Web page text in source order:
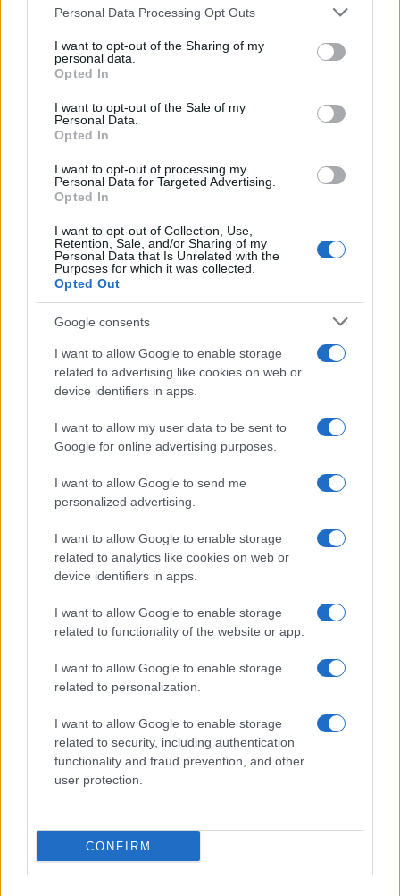
Please note that this website/app uses one or more Google
not limited to your visit or usage behaviour. You may click to
grant or deny consent to Google and its third-party tags to
use your data for below specified purposes in below Google
consent section.
Personal Data Processing Opt Outs
I want to opt-out of the Sharing of my
personal data.
Opted In
I want to opt-out of the Sale of my
Personal Data.
Opted In
I want to opt-out of processing my
Personal Data for Targeted Advertising.
Opted In
I want to opt-out of Collection, Use,
Retention, Sale, and/or Sharing of my
Personal Data that Is Unrelated with the
Purposes for which it was collected.
Opted Out
Google consents
I want to allow Google to enable storage
related to advertising like cookies on web or
device identifiers in apps.
I want to allow my user data to be sent to
Google for online advertising purposes.
I want to allow Google to send me
personalized advertising.
I want to allow Google to enable storage
related to analytics like cookies on web or
device identifiers in apps.
I want to allow Google to enable storage
related to functionality of the website or app.
I want to allow Google to enable storage
related to personalization.
I want to allow Google to enable storage
related to security, including authentication
functionality and fraud prevention, and other
user protection.
CONFIRM
Tai chi a impatto dolce per rafforzare core e postura
PEOPLE NEWS
Coldcard: l’attacco informatico che ha rubato 1600
Cristian Castiglioni · 8 Ago 2026
La sfida di ResQ per riprendere le operazioni di